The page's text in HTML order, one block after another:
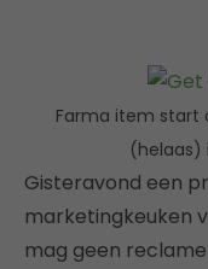
Farma item start
(helaas)
Gisteravond een
marketingkeuken
mag geen